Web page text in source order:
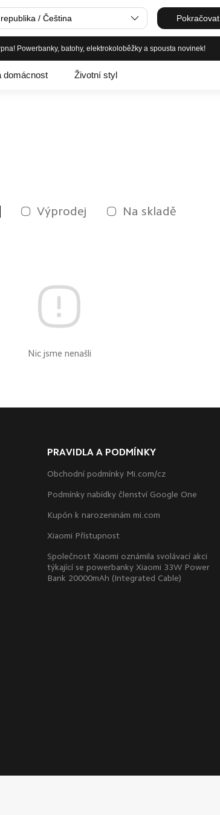
/ Čeština Pokračovat
Powerbanky, batohy, elektrokoloběžky a spousta novinek!
domácnost Životní styl
Výprodej Na skladě
Nic jsme nenašli
PRAVIDLA A PODMÍNKY
Obchodní podmínky Mi.com/cz
Podmínky nabídky členství Google One
Kupón k narozeninám mi.com
Xiaomi Přístupnost
Společnost Xiaomi oznámila svolávací akci
týkající se powerbanky Xiaomi 33W Power
Bank 20000mAh (Integrated Cable)